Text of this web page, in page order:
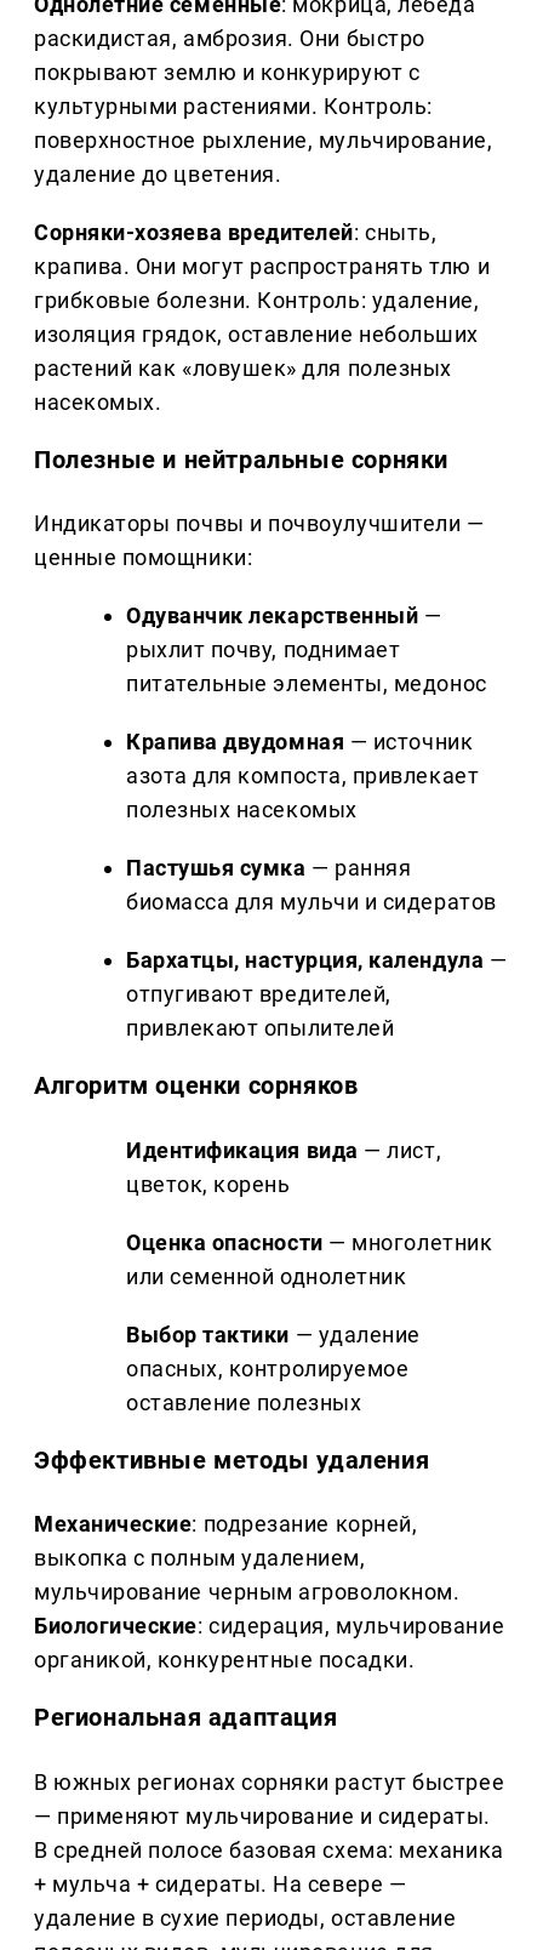
раскидистая, амброзия. Они быстро
покрывают землю и конкурируют с
культурными растениями. Контроль:
поверхностное рыхление, мульчирование,
удаление до цветения.
Сорняки-хозяева вредителей: сныть,
крапива. Они могут распространять тлю и
грибковые болезни. Контроль: удаление,
изоляция грядок, оставление небольших
растений как «ловушек» для полезных
насекомых.
Полезные и нейтральные сорняки
Индикаторы почвы и почвоулучшители —
ценные помощники:
Одуванчик лекарственный —
рыхлит почву, поднимает
питательные элементы, медонос
Крапива двудомная — источник
азота для компоста, привлекает
полезных насекомых
Пастушья сумка — ранняя
биомасса для мульчи и сидератов
Бархатцы, настурция, календула —
отпугивают вредителей,
привлекают опылителей
Алгоритм оценки сорняков
Идентификация вида — лист,
цветок, корень
Оценка опасности — многолетник
или семенной однолетник
Выбор тактики — удаление
опасных, контролируемое
оставление полезных
Эффективные методы удаления
Механические: подрезание корней,
выкопка с полным удалением,
мульчирование черным агроволокном.
Биологические: сидерация, мульчирование
органикой, конкурентные посадки.
Региональная адаптация
В южных регионах сорняки растут быстрее
— применяют мульчирование и сидераты.
В средней полосе базовая схема: механика
+ мульча + сидераты. На севере —
удаление в сухие периоды, оставление